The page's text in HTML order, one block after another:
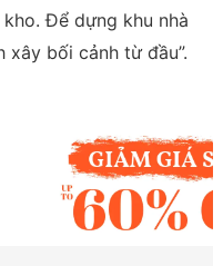
Để dựng khu nhà
bối cảnh từ đầu”.